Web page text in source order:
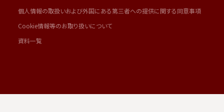
個人情報の取扱いおよび外国にある第三者への提供に関する同意事項
Cookie情報等のお取り扱いについて
資料一覧